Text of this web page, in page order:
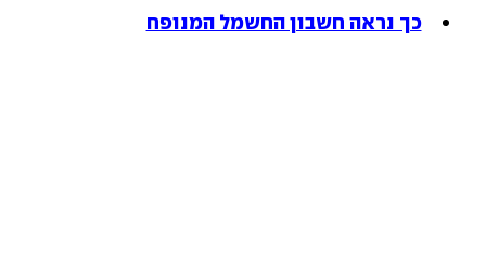
כך נראה חשבון החשמל המנופח